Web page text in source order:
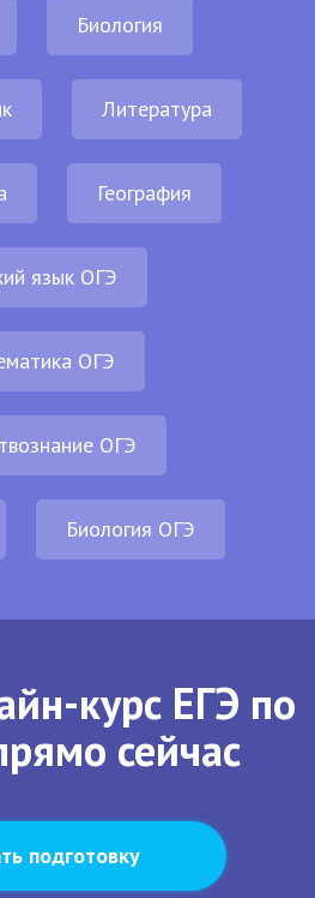
Биология
Литература
География
язык ОГЭ
ОГЭ
ОГЭ
Биология ОГЭ
курс ЕГЭ по
сейчас
подготовку